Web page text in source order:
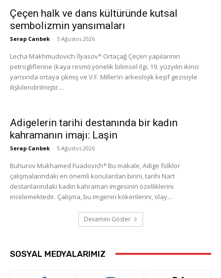
Çeçen halk ve dans kültüründe kutsal
sembolizmin yansımaları
Serap Canbek - 5 Ağustos 2026
Lecha Makhmudovich İlyasov* Ortaçağ Çeçen yapılarının
petrogliflerine (kaya resmi) yönelik bilimsel ilgi, 19. yüzyılın ikinci
yarısında ortaya çıkmış ve V.F. Miller’ın arkeolojik keşif gezisiyle
ilişkilendirilmiştir....
Adigelerin tarihi destanında bir kadın
kahramanın imajı: Laşin
Serap Canbek - 5 Ağustos 2026
Buhurov Mukhamed Fuadovich* Bu makale, Adige folklor
çalışmalarındaki en önemli konulardan birini, tarihi Nart
destanlarındaki kadın kahraman imgesinin özelliklerini
incelemektedir. Çalışma, bu imgenin kökenlerini, olay...
Devamını Göster
SOSYAL MEDYALARIMIZ